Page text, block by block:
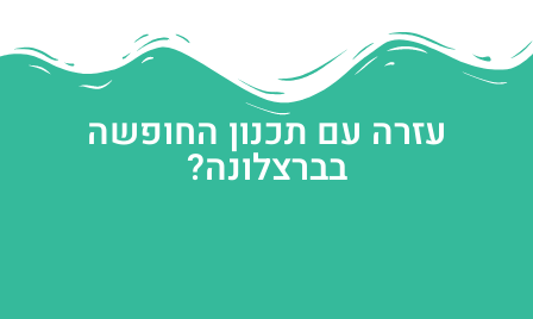
עזרה עם תכנון החופשה
בברצלונה?